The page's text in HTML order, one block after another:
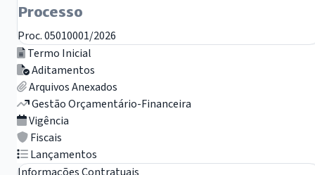
Processo
Proc. 05010001/2026
Termo Inicial
Aditamentos
Arquivos Anexados
Gestão Orçamentário-Financeira
Vigência
Fiscais
Lançamentos